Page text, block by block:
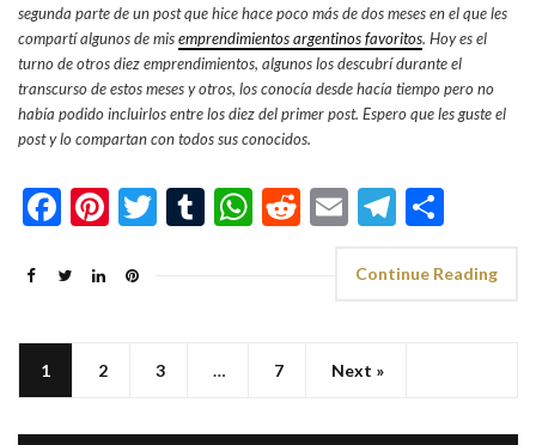
segunda parte de un post que hice hace poco más de dos meses en el que les
compartí algunos de misemprendimientos argentinos favoritos. Hoy es el
turno de otros diez emprendimientos, algunos los descubrí durante el
transcurso de estos meses y otros, los conocía desde hacía tiempo pero no
había podido incluirlos entre los diez del primer post. Espero que les guste el
post y lo compartan con todos sus conocidos.
Facebook
Pinterest
Twitter
Tumblr
WhatsApp
Reddit
Email
Continue Reading
1 2 3 … 7 Next »